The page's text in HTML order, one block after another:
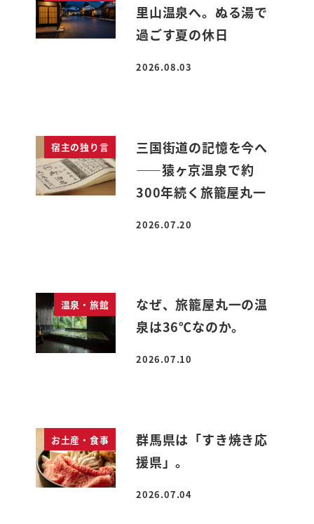
里山温泉へ。ぬる湯で
過ごす夏の休日
投稿日
2026.08.03
宿主の独り言
三国街道の記憶を今へ
――猿ヶ京温泉で約
300年続く旅籠屋丸一
投稿日
2026.07.20
温泉・旅館
なぜ、旅籠屋丸一の温
泉は36℃なのか。
投稿日
2026.07.10
お土産・食事
群馬県は「すき焼き応
援県」。
投稿日
2026.07.04